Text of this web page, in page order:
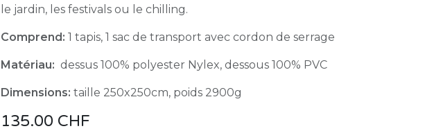
le jardin, les festivals ou le chilling.
Comprend: 1 tapis, 1 sac de transport avec cordon de serrage
Matériau: dessus 100% polyester Nylex, dessous 100% PVC
Dimensions: taille 250x250cm, poids 2900g
135.00 CHF